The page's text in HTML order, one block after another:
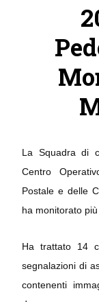
La Squadra di
Centro
Postale e delle
ha monitorato
Ha trattato 14
segnalazioni di
contenenti